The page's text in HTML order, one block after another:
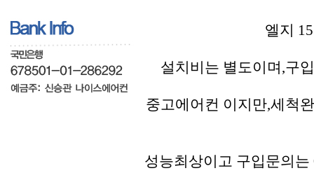
엘지
설치비는 별도이며,구
중고에어컨 이지만,세척
성능최상이고 구입문의